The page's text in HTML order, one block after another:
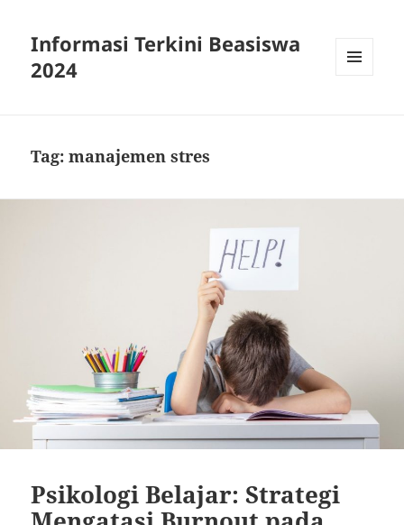
Informasi Terkini Beasiswa
2024
Tag:manajemen stres
Psikologi Belajar: Strategi